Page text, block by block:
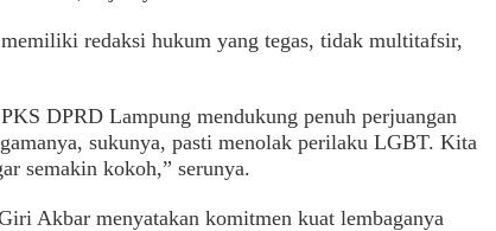
redaksi hukum yang tegas, tidak multitafsir,
DPRD Lampung mendukung penuh perjuangan
sukunya, pasti menolak perilaku LGBT. Kita
semakin kokoh,” serunya.
Akbar menyatakan komitmen kuat lembaganya